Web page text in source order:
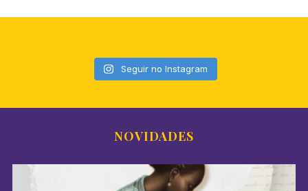
Seguir no Instagram
NOVIDADES